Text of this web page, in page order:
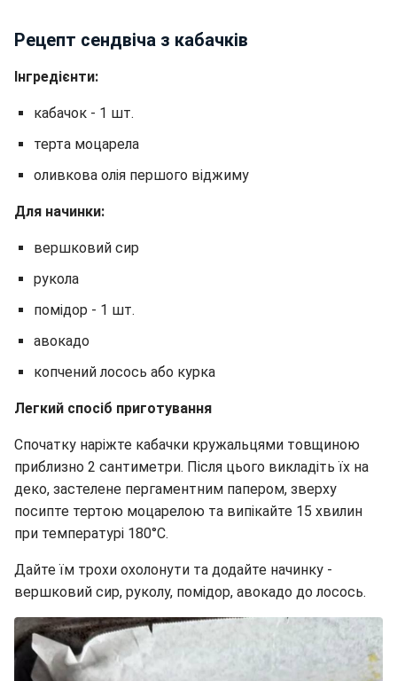
Рецепт сендвіча з кабачків
Інгредієнти:
кабачок - 1 шт.
терта моцарела
оливкова олія першого віджиму
Для начинки:
вершковий сир
рукола
помідор - 1 шт.
авокадо
копчений лосось або курка
Легкий спосіб приготування
Спочатку наріжте кабачки кружальцями товщиною
приблизно 2 сантиметри. Після цього викладіть їх на
деко, застелене пергаментним папером, зверху
посипте тертою моцарелою та випікайте 15 хвилин
при температурі 180°C.
Дайте їм трохи охолонути та додайте начинку -
вершковий сир, руколу, помідор, авокадо до лосось.